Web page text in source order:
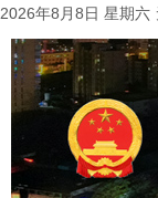
2026年8月8日 星期六